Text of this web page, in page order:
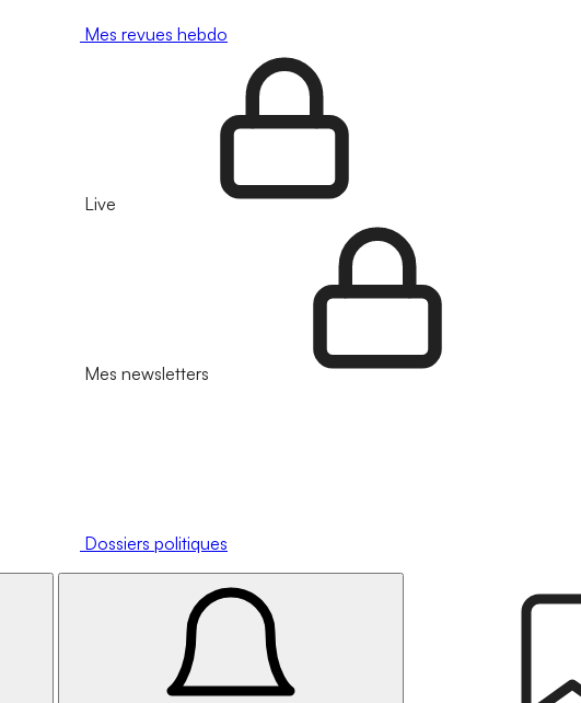
Mes revues hebdo
Live
Mes newsletters
Dossiers politiques